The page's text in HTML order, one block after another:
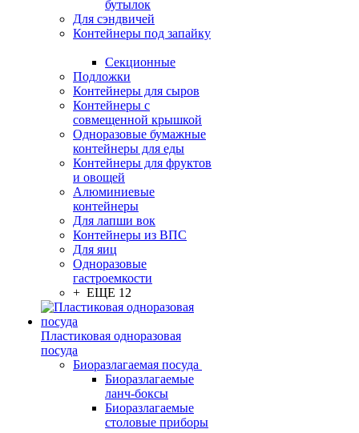
бутылок
Для сэндвичей
Контейнеры под запайку
Секционные
Подложки
Контейнеры для сыров
Контейнеры с
совмещенной крышкой
Одноразовые бумажные
контейнеры для еды
Контейнеры для фруктов
и овощей
Алюминиевые
контейнеры
Для лапши вок
Контейнеры из ВПС
Для яиц
Одноразовые
гастроемкости
+ ЕЩЕ 12
Пластиковая одноразовая
посуда
Биоразлагаемая посуда
Биоразлагаемые
ланч-боксы
Биоразлагаемые
столовые приборы